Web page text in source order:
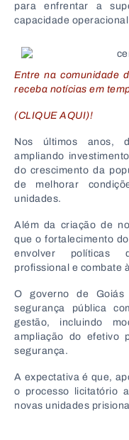
para enfrentar a
capacidade
Entre na comunidade
receba notícias em
(CLIQUE AQUI)!
Nos últimos anos,
ampliando
do crescimento da
de melhorar
unidades.
Além da criação de
que o fortalecimento
envolver políticas
profissional e combate
O governo de Goiás
segurança pública
gestão, incluindo
ampliação do efetivo
segurança.
A expectativa é que,
o processo licitatório
novas unidades